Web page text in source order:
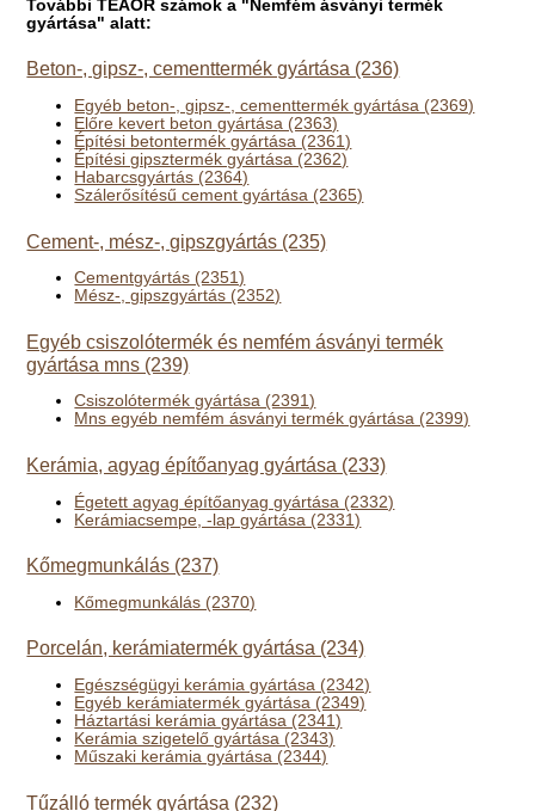
További TEÁOR számok a "Nemfém ásványi termék
gyártása" alatt:
Beton-, gipsz-, cementtermék gyártása (236)
Egyéb beton-, gipsz-, cementtermék gyártása (2369)
Előre kevert beton gyártása (2363)
Építési betontermék gyártása (2361)
Építési gipsztermék gyártása (2362)
Habarcsgyártás (2364)
Szálerősítésű cement gyártása (2365)
Cement-, mész-, gipszgyártás (235)
Cementgyártás (2351)
Mész-, gipszgyártás (2352)
Egyéb csiszolótermék és nemfém ásványi termék
gyártása mns (239)
Csiszolótermék gyártása (2391)
Mns egyéb nemfém ásványi termék gyártása (2399)
Kerámia, agyag építőanyag gyártása (233)
Égetett agyag építőanyag gyártása (2332)
Kerámiacsempe, -lap gyártása (2331)
Kőmegmunkálás (237)
Kőmegmunkálás (2370)
Porcelán, kerámiatermék gyártása (234)
Egészségügyi kerámia gyártása (2342)
Egyéb kerámiatermék gyártása (2349)
Háztartási kerámia gyártása (2341)
Kerámia szigetelő gyártása (2343)
Műszaki kerámia gyártása (2344)
Tűzálló termék gyártása (232)